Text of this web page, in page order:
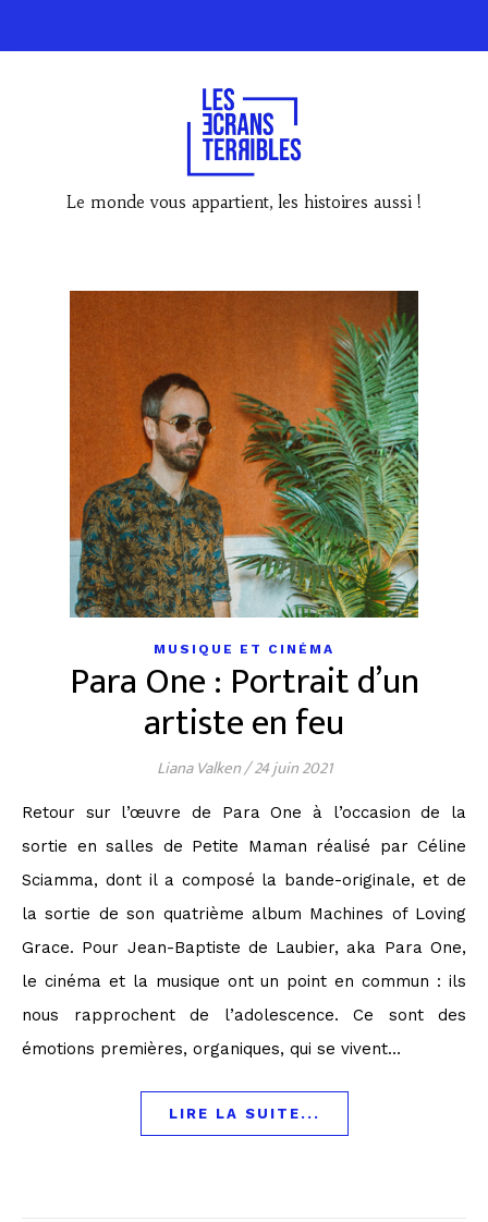
Le monde vous appartient, les histoires aussi !
MUSIQUE ET CINÉMA
Para One : Portrait d’un
artiste en feu
Liana Valken/24 juin 2021
Retour sur l’œuvre de Para One à l’occasion de la
sortie en salles de Petite Maman réalisé par Céline
Sciamma, dont il a composé la bande-originale, et de
la sortie de son quatrième album Machines of Loving
Grace. Pour Jean-Baptiste de Laubier, aka Para One,
le cinéma et la musique ont un point en commun : ils
nous rapprochent de l’adolescence. Ce sont des
émotions premières, organiques, qui se vivent…
LIRE LA SUITE...